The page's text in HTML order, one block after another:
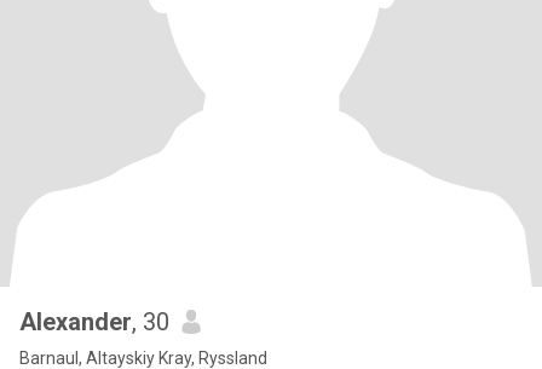
Alexander, 30
Barnaul, Altayskiy Kray, Ryssland